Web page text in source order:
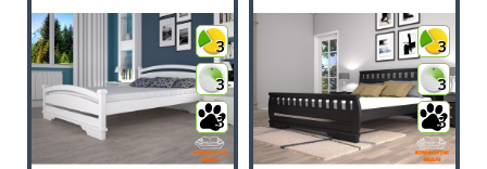
3
3
3
3
3
3